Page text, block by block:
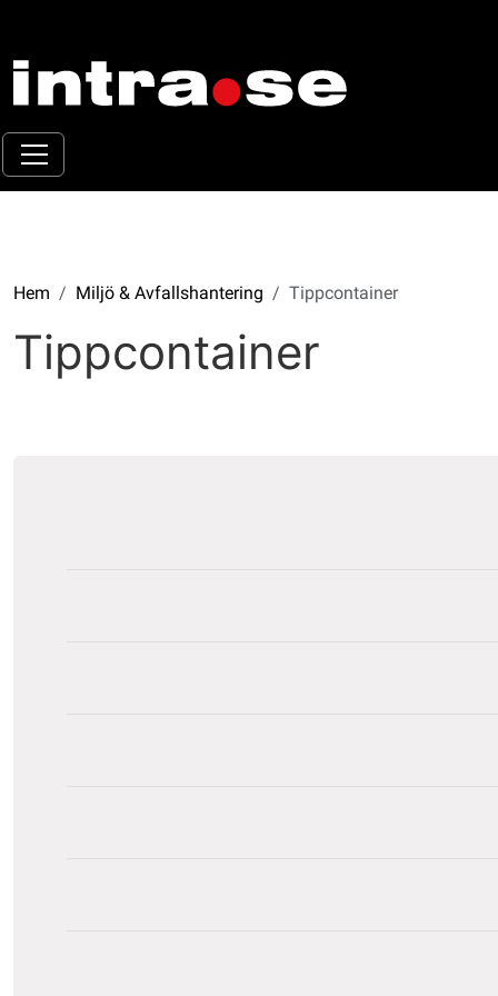
Hem Miljö & Avfallshantering Tippcontainer
Tippcontainer